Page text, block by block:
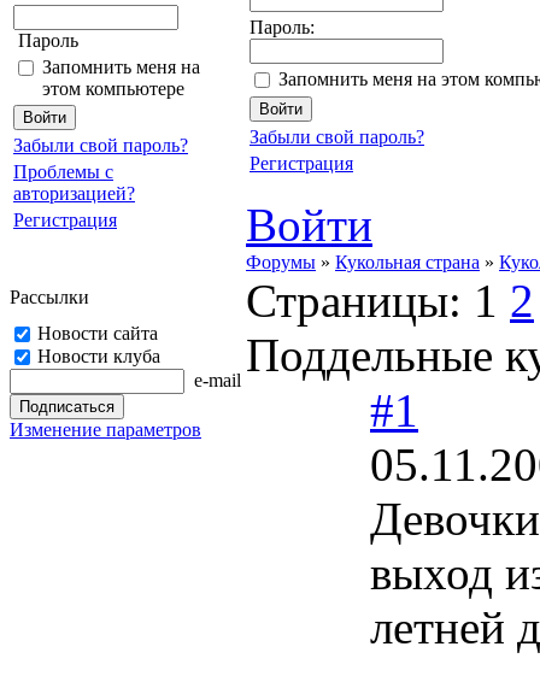
Пароль
Запомнить меня на
этом компьютере
Забыли свой пароль?
Проблемы с
авторизацией?
Регистрация
Рассылки
Новости сайта
Новости клуба
e-mail
Изменение параметров
Пароль:
Запомнить меня на этом
Забыли свой пароль?
Регистрация
Войти
Форумы » Кукольная страна »
Страницы: 1 2
Поддельные
#1
выход
летней